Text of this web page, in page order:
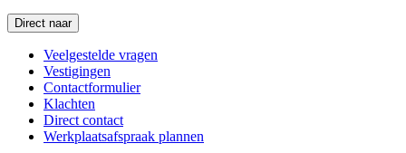
Direct naar
Veelgestelde vragen
Vestigingen
Contactformulier
Klachten
Direct contact
Werkplaatsafspraak plannen